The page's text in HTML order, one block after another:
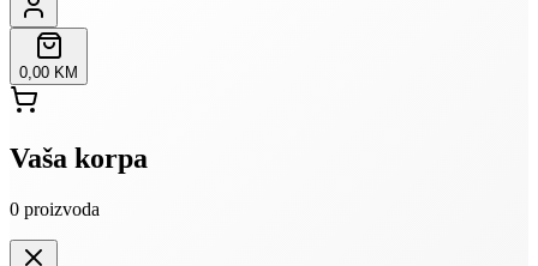
0,00 KM
Vaša korpa
0 proizvoda